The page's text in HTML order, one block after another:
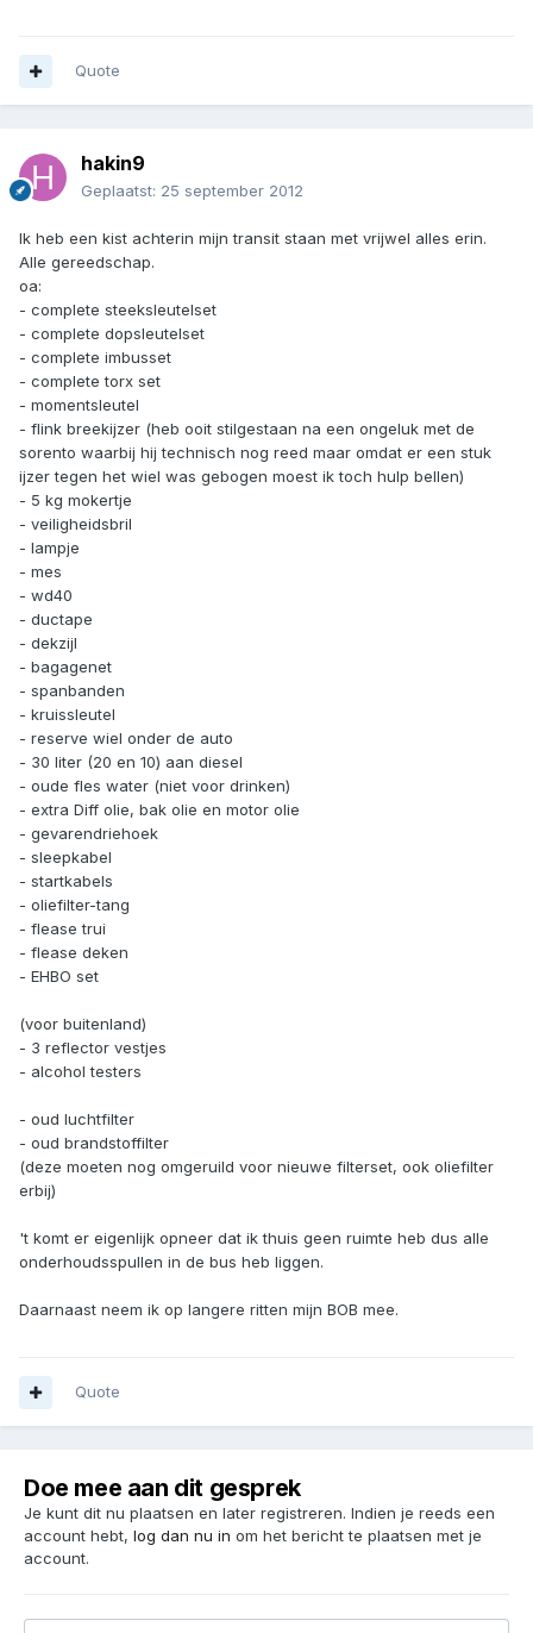
Quote
hakin9
Geplaatst: 25 september 2012
Ik heb een kist achterin mijn transit staan met vrijwel alles erin.
Alle gereedschap.
oa:
- complete steeksleutelset
- complete dopsleutelset
- complete imbusset
- complete torx set
- momentsleutel
- flink breekijzer (heb ooit stilgestaan na een ongeluk met de
sorento waarbij hij technisch nog reed maar omdat er een stuk
ijzer tegen het wiel was gebogen moest ik toch hulp bellen)
- 5 kg mokertje
- veiligheidsbril
- lampje
- mes
- wd40
- ductape
- dekzijl
- bagagenet
- spanbanden
- kruissleutel
- reserve wiel onder de auto
- 30 liter (20 en 10) aan diesel
- oude fles water (niet voor drinken)
- extra Diff olie, bak olie en motor olie
- gevarendriehoek
- sleepkabel
- startkabels
- oliefilter-tang
- flease trui
- flease deken
- EHBO set
(voor buitenland)
- 3 reflector vestjes
- alcohol testers
- oud luchtfilter
- oud brandstoffilter
(deze moeten nog omgeruild voor nieuwe filterset, ook oliefilter
erbij)
't komt er eigenlijk opneer dat ik thuis geen ruimte heb dus alle
onderhoudsspullen in de bus heb liggen.
Daarnaast neem ik op langere ritten mijn BOB mee.
Quote
Doe mee aan dit gesprek
Je kunt dit nu plaatsen en later registreren. Indien je reeds een
account hebt, log dan nu in om het bericht te plaatsen met je
account.